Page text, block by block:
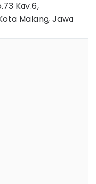
Kav.6,
Malang, Jawa